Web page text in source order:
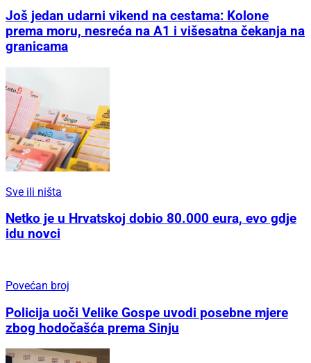
Još jedan udarni vikend na cestama: Kolone
prema moru, nesreća na A1 i višesatna čekanja na
granicama
Sve ili ništa
Netko je u Hrvatskoj dobio 80.000 eura, evo gdje
idu novci